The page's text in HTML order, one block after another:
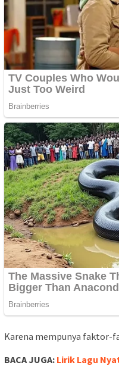
Karena mempunya faktor-
BACA JUGA: Lirik Lagu